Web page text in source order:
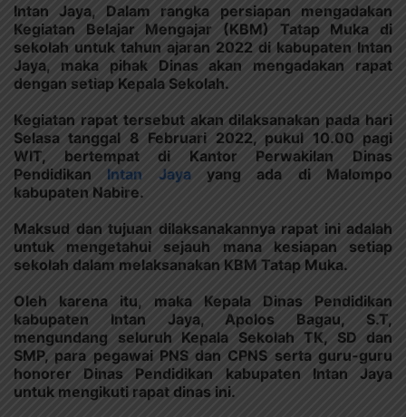
Intan Jaya, Dalam rangka persiapan mengadakan
Kegiatan Belajar Mengajar (KBM) Tatap Muka di
sekolah untuk tahun ajaran 2022 di kabupaten Intan
Jaya, maka pihak Dinas akan mengadakan rapat
dengan setiap Kepala Sekolah.
Kegiatan rapat tersebut akan dilaksanakan pada hari
Selasa tanggal 8 Februari 2022, pukul 10.00 pagi
WIT, bertempat di Kantor Perwakilan Dinas
Pendidikan Intan Jayayang ada di Malompo
kabupaten Nabire.
Maksud dan tujuan dilaksanakannya rapat ini adalah
untuk mengetahui sejauh mana kesiapan setiap
sekolah dalam melaksanakan KBM Tatap Muka.
Oleh karena itu, maka Kepala Dinas Pendidikan
kabupaten Intan Jaya, Apolos Bagau, S.T,
mengundang seluruh Kepala Sekolah TK, SD dan
SMP, para pegawai PNS dan CPNS serta guru-guru
honorer Dinas Pendidikan kabupaten Intan Jaya
untuk mengikuti rapat dinas ini.